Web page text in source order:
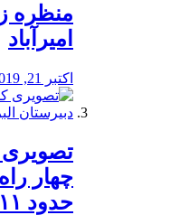
منظره‌‌
امیرآباد
اکتبر 21, 2019
️تصویری
چهار
حدود ۱۳۱۱ه ش